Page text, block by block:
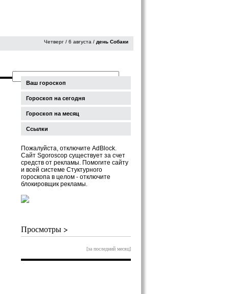
Четверг / 6 августа / день Собаки
Ваш гороскоп
Гороскоп на сегодня
Гороскоп на месяц
Ссылки
Пожалуйста, отключите AdBlock.
Сайт Sgoroscop существует за счет
средств от рекламы. Помогите сайту
и всей системе Стуктурного
гороскопа в целом - отключите
блокировщик рекламы.
Просмотры >
[за последний месяц]